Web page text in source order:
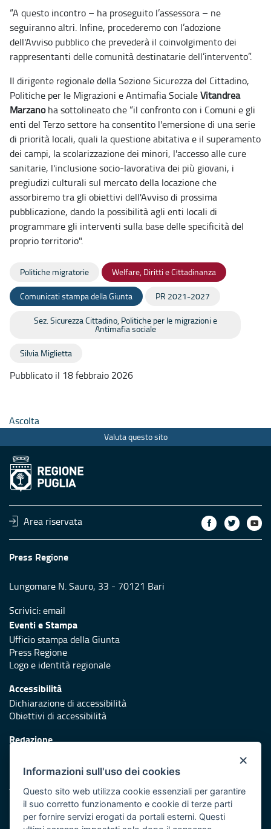
“A questo incontro – ha proseguito l’assessora – ne
seguiranno altri. Infine, procederemo con l’adozione
dell'Avviso pubblico che prevederà il coinvolgimento dei
rappresentanti delle comunità destinatarie dell’intervento”.
Il dirigente regionale della Sezione Sicurezza del Cittadino,
Politiche per le Migrazioni e Antimafia SocialeVitandrea
Marzanoha sottolineato che “il confronto con i Comuni e gli
enti del Terzo settore ha consentito l'emersione di una serie
di priorità locali, quali la questione abitativa e il superamento
dei campi, la scolarizzazione dei minori, l'accesso alle cure
sanitarie, l'inclusione socio-lavorativa dei più giovani, i
pregiudizi culturali sul mercato della locazione che
assorbiremo tra gli obiettivi dell'Avviso di prossima
pubblicazione, dando la possibilità agli enti locali di
programmare gli interventi sulla base delle specificità del
proprio territorio".
Politiche migratorie Welfare, Diritti e Cittadinanza
Comunicati stampa della Giunta PR 2021-2027
Sez. Sicurezza Cittadino, Politiche per le migrazioni e
Antimafia sociale
Silvia Miglietta
Pubblicato il 18 febbraio 2026
Ascolta
Valuta questo sito
Area riservata
Press Regione
Lungomare N. Sauro, 33 - 70121 Bari
Scrivici:email
Eventi e Stampa
Ufficio stampa della Giunta
Press Regione
Logo e identità regionale
Accessibilità
Dichiarazione di accessibilità
Obiettivi di accessibilità
Redazione
Protezione civile
Vai al sito di Protezione Civile Puglia
Iniziativa finanziata con risorse del POR Puglia 2014/2020 -
×
Informazioni sull'uso dei cookies
Questo sito web utilizza cookie essenziali per garantire
il suo corretto funzionamento e cookie di terze parti
per fornire servizi erogati da portali esterni. Questi